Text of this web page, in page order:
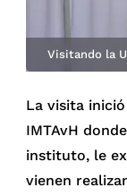
Visitando la
La visita
IMTAvH
instituto, le
vienen